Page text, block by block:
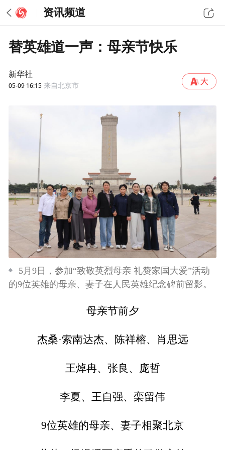
资讯频道
替英雄道一声：母亲节快乐
新华社
05-09 16:15 来自北京市
5月9日，参加“致敬英烈母亲 礼赞家国大爱”活动
的9位英雄的母亲、妻子在人民英雄纪念碑前留影。
母亲节前夕
杰桑·索南达杰、陈祥榕、肖思远
王焯冉、张良、庞哲
李夏、王自强、栾留伟
9位英雄的母亲、妻子相聚北京